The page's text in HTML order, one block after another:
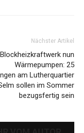
Nächster Artikel
nun
Wärmepumpen: 25
am Lutherquartier
sollen im Sommer
bezugsfertig sein